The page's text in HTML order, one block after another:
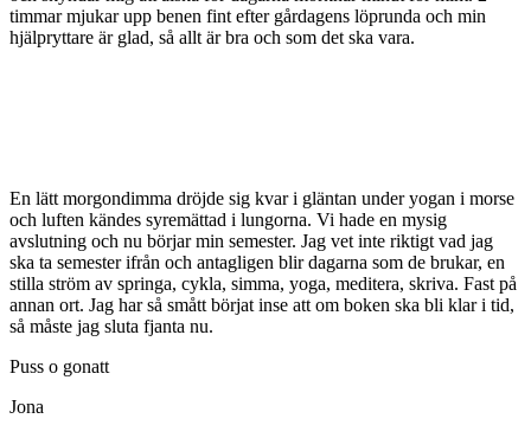
timmar mjukar upp benen fint efter gårdagens löprunda och min
hjälpryttare är glad, så allt är bra och som det ska vara.
En lätt morgondimma dröjde sig kvar i gläntan under yogan i morse
och luften kändes syremättad i lungorna. Vi hade en mysig
avslutning och nu börjar min semester. Jag vet inte riktigt vad jag
ska ta semester ifrån och antagligen blir dagarna som de brukar, en
stilla ström av springa, cykla, simma, yoga, meditera, skriva. Fast på
annan ort. Jag har så smått börjat inse att om boken ska bli klar i tid,
så måste jag sluta fjanta nu.
Puss o gonatt
Jona